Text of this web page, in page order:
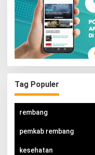
Tag Populer
rembang
pemkab rembang
kesehatan